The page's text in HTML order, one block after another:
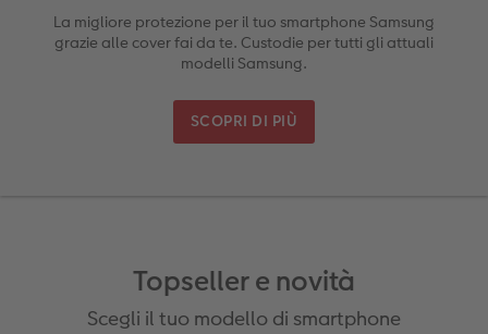
Foto adesivi
Art prints
Poster premium
Plexiglas
Alluminio Dibond
Gallery print
Mosaico
Cover
Art prints
Cartoline spedizione diretta
La migliore protezione per il tuo smartphone Samsung
grazie alle cover fai da te. Custodie per tutti gli attuali
modelli Samsung.
SCOPRI DI PIÙ
Topseller e novità
Scegli il tuo modello di smartphone